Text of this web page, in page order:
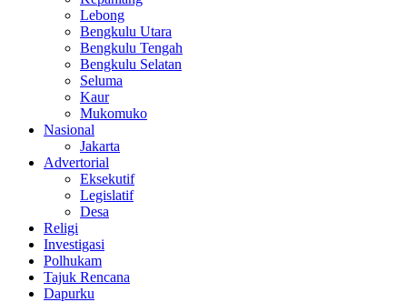
Lebong
Bengkulu Utara
Bengkulu Tengah
Bengkulu Selatan
Seluma
Kaur
Mukomuko
Nasional
Jakarta
Advertorial
Eksekutif
Legislatif
Desa
Religi
Investigasi
Polhukam
Tajuk Rencana
Dapurku